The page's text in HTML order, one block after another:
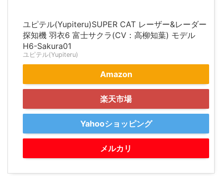
ユピテル(Yupiteru)SUPER CAT レーザー&レーダー
探知機 羽衣6 富士サクラ(CV：高柳知葉) モデル
H6-Sakura01
ユピテル(Yupiteru)
Amazon
楽天市場
Yahooショッピング
メルカリ